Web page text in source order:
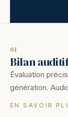
01
Bilan
Évaluation
génération.
EN SAVOIR